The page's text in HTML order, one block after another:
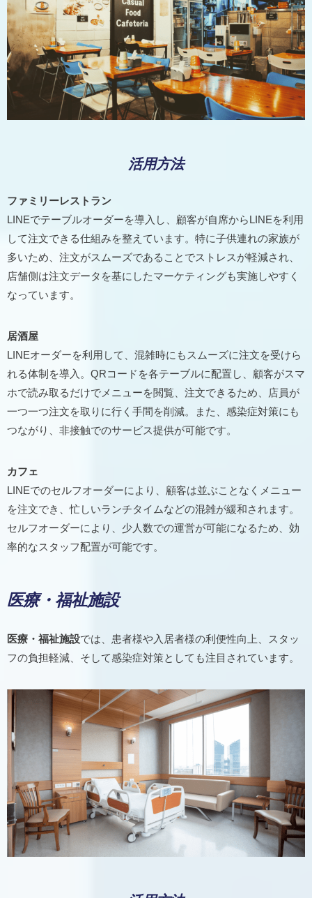
活用方法
ファミリーレストラン
LINEでテーブルオーダーを導入し、顧客が自席からLINEを利用
して注文できる仕組みを整えています。特に子供連れの家族が
多いため、注文がスムーズであることでストレスが軽減され、
店舗側は注文データを基にしたマーケティングも実施しやすく
なっています。
居酒屋
LINEオーダーを利用して、混雑時にもスムーズに注文を受けら
れる体制を導入。QRコードを各テーブルに配置し、顧客がスマ
ホで読み取るだけでメニューを閲覧、注文できるため、店員が
一つ一つ注文を取りに行く手間を削減。また、感染症対策にも
つながり、非接触でのサービス提供が可能です。
カフェ
LINEでのセルフオーダーにより、顧客は並ぶことなくメニュー
を注文でき、忙しいランチタイムなどの混雑が緩和されます。
セルフオーダーにより、少人数での運営が可能になるため、効
率的なスタッフ配置が可能です。
医療・福祉施設
医療・福祉施設では、患者様や入居者様の利便性向上、スタッ
フの負担軽減、そして感染症対策としても注目されています。